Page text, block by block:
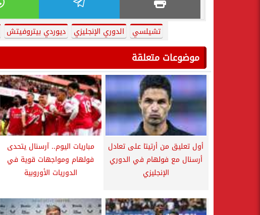
تشيلسي الدوري الإنجليزي ديوردي بيتروفيتش
موضوعات متعلقة
أول تعليق من أرتيتا على تعادل
أرسنال مع فولهام في الدوري
الإنجليزي
مباريات اليوم.. آرسنال يتحدى
فولهام ومواجهات قوية في
الدوريات الأوروبية